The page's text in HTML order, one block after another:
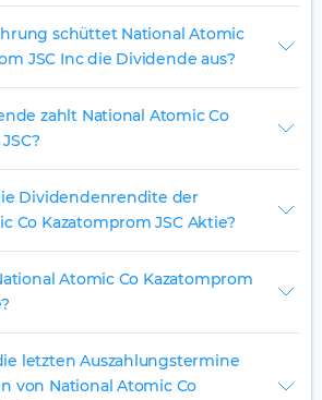
schüttet National Atomic
JSC Inc die Dividende aus?
zahlt National Atomic Co
Dividendenrendite der
Co Kazatomprom JSC Aktie?
Atomic Co Kazatomprom
letzten Auszahlungstermine
von National Atomic Co